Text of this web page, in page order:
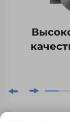
печать